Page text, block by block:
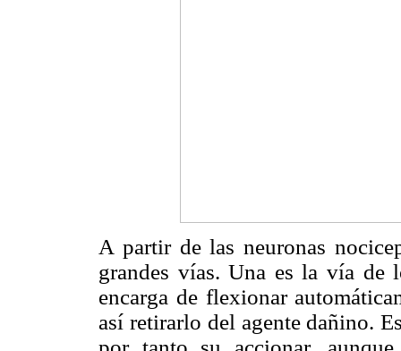
A partir de las neuronas
grandes vías. Una es la vía de
encarga de flexionar
así retirarlo del agente dañino.